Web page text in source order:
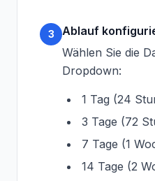
3
Ablauf
Wählen Sie die
Dropdown:
1 Tag (24
3 Tage (72
7 Tage (1
14 Tage (2